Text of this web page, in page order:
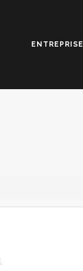
ENTREPRISE